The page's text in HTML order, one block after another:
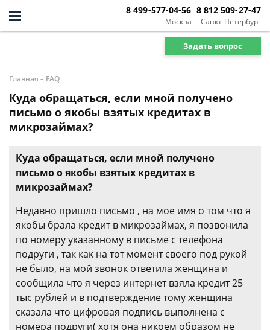
Москва
8 499-577-04-56
Санкт-Петербург
8 812 509-27-47
Задать вопрос
Главная - FAQ
Куда обращаться, если мной получено
письмо о якобы взятых кредитах в
микрозаймах?
Куда обращаться, если мной получено
письмо о якобы взятых кредитах в
микрозаймах?
Недавно пришло письмо , на мое имя о том что я
якобы брала кредит в микрозаймах, я позвонила
по номеру указанному в письме с телефона
подруги , так как на тот момент своего под рукой
не было, на мой звонок ответила женщина и
сообщила что я через интернет взяла кредит 25
тыс рублей и в подтверждение тому женщина
сказала что цифровая подпись выполнена с
номера подруги( хотя она никоем образом не